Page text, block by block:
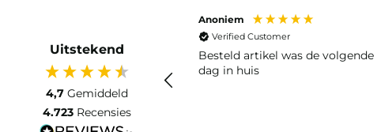
Uitstekend
4,7 Gemiddeld
4.723 Recensies
Anoniem
Verified Customer
Besteld artikel was de volgende
dag in huis